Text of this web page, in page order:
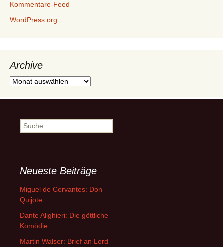
Kommentare-Feed
WordPress.org
Archive
Archive
Suche
nach:
Neueste Beiträge
Miguel de Cervantes: Don
Quijote
Dante Alighieri: Die göttliche
Komödie
Martin Walser: Brief an Lord